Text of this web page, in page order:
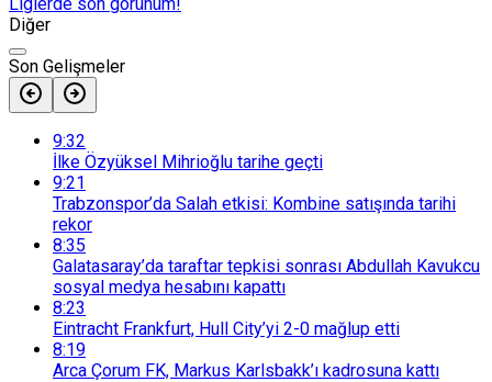
Diğer
Son Gelişmeler
9:32
İlke Özyüksel Mihrioğlu tarihe geçti
9:21
Trabzonspor’da Salah etkisi: Kombine satışında tarihi
rekor
8:35
Galatasaray’da taraftar tepkisi sonrası Abdullah Kavukcu
sosyal medya hesabını kapattı
8:23
Eintracht Frankfurt, Hull City’yi 2-0 mağlup etti
8:19
Arca Çorum FK, Markus Karlsbakk’ı kadrosuna kattı